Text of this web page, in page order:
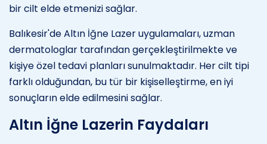
bir cilt elde etmenizi sağlar.
Balıkesir'de Altın İğne Lazer uygulamaları, uzman
dermatologlar tarafından gerçekleştirilmekte ve
kişiye özel tedavi planları sunulmaktadır. Her cilt tipi
farklı olduğundan, bu tür bir kişiselleştirme, en iyi
sonuçların elde edilmesini sağlar.
Altın İğne Lazerin Faydaları